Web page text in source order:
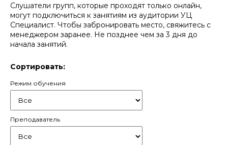
Слушатели групп, которые проходят только онлайн,
могут подключиться к занятиям из аудитории УЦ
Специалист. Чтобы забронировать место, свяжитесь с
менеджером заранее. Не позднее чем за 3 дня до
начала занятий.
Сортировать:
Режим обучения
Преподаватель